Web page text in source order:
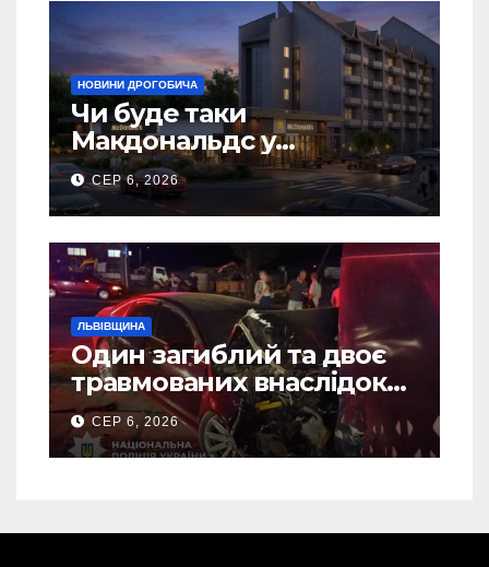
НОВИНИ ДРОГОБИЧА
Чи буде таки
Макдональдс у
Дрогобичі? (Фото)
СЕР 6, 2026
ЛЬВІВЩИНА
Один загиблий та двоє
травмованих внаслідок
ДТП на Самбірщині
СЕР 6, 2026